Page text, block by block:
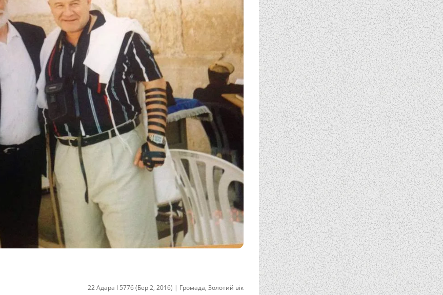
22 Адара I 5776 (Бер 2, 2016) | Громада, Золотий вік